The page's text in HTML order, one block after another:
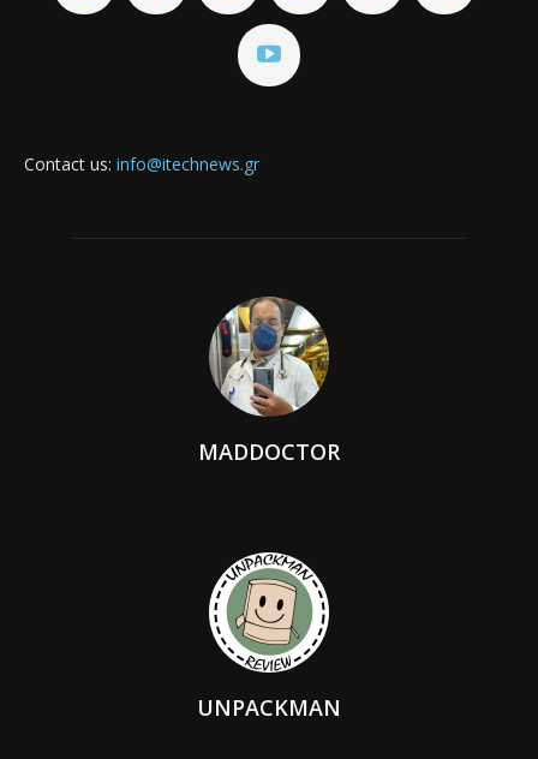
Contact us: info@itechnews.gr
MADDOCTOR
UNPACKMAN